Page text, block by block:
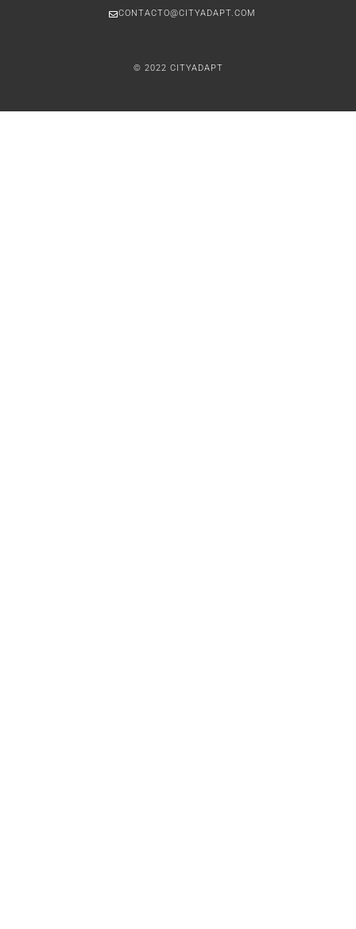
CONTACTO@CITYADAPT.COM
© 2022 CITYADAPT